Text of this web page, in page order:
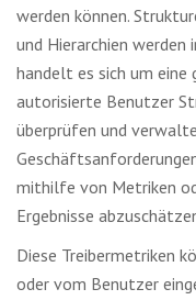
werden können.
und Hierarchien werden
handelt es sich um
autorisierte Benutzer
überprüfen und
mithilfe von Metriken
Ergebnisse
Diese Treibermetriken
oder vom Benutzer